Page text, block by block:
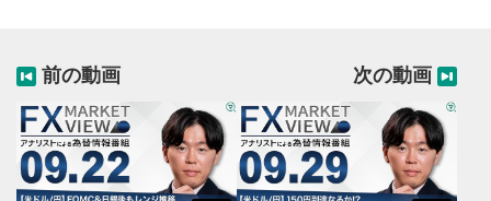
前の動画 次の動画